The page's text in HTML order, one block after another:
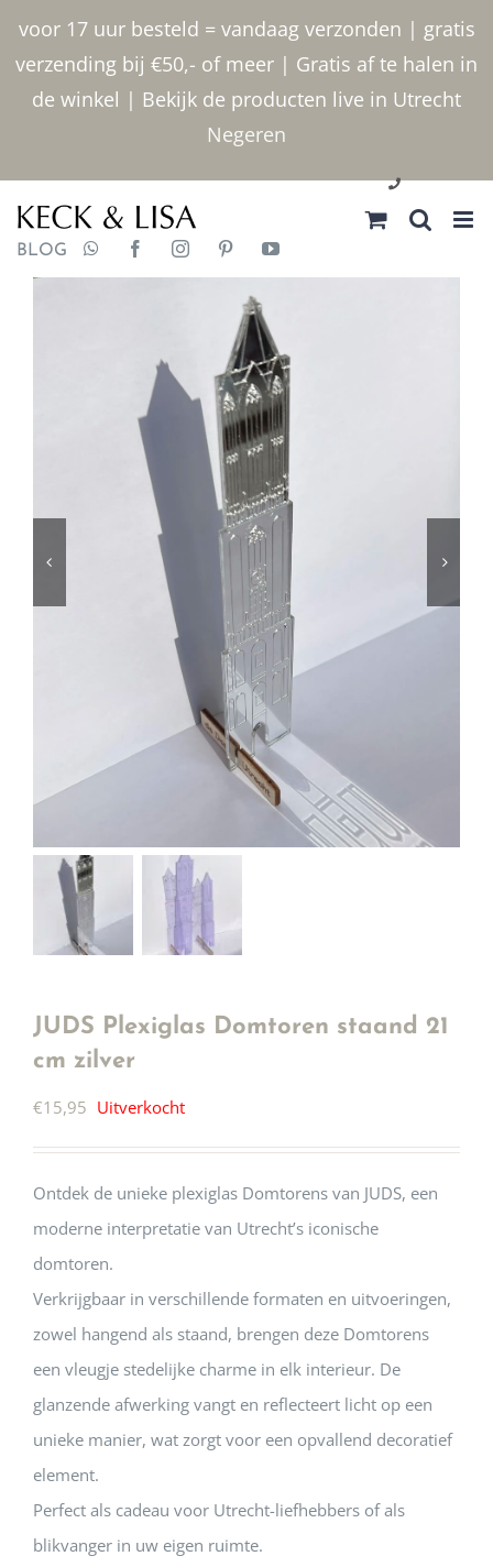
voor 17 uur besteld = vandaag verzonden | gratis
verzending bij €50,- of meer | Gratis af te halen in
de winkel | Bekijk de producten live in Utrecht
Negeren
inhoud
030 2400000
BLOG
JUDS Plexiglas Domtoren staand 21
cm zilver
€15,95 Uitverkocht
Ontdek de unieke plexiglas Domtorens van JUDS, een
moderne interpretatie van Utrecht’s iconische
domtoren.
Verkrijgbaar in verschillende formaten en uitvoeringen,
zowel hangend als staand, brengen deze Domtorens
een vleugje stedelijke charme in elk interieur. De
glanzende afwerking vangt en reflecteert licht op een
unieke manier, wat zorgt voor een opvallend decoratief
element.
Perfect als cadeau voor Utrecht-liefhebbers of als
blikvanger in uw eigen ruimte.